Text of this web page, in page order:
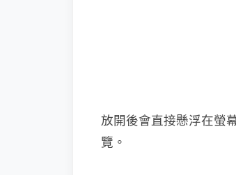
放開後會直接懸浮在螢
覽。